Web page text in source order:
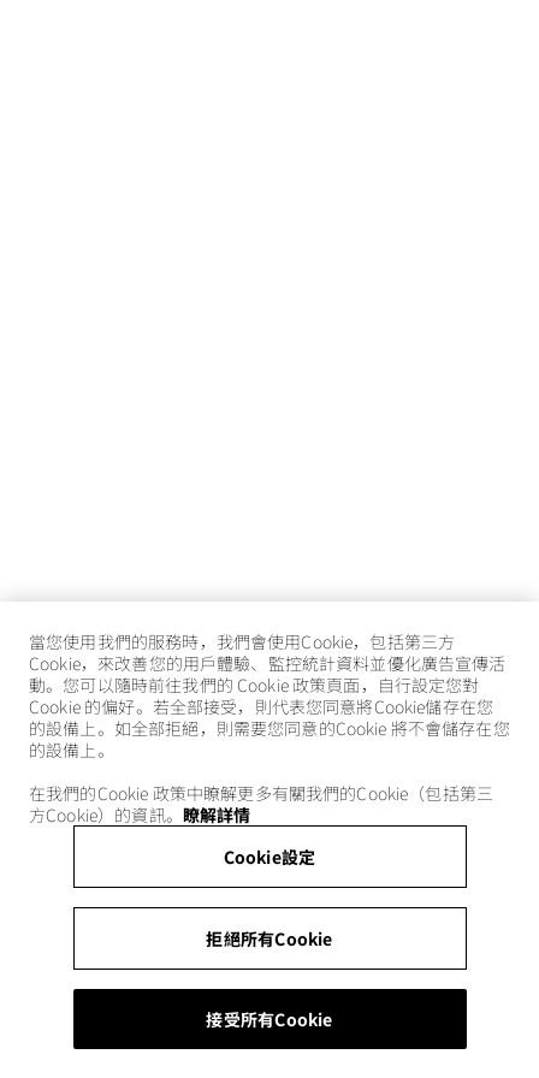
當您使用我們的服務時，我們會使用Cookie，包括第三方
Cookie，來改善您的用戶體驗、監控統計資料並優化廣告宣傳活
動。您可以隨時前往我們的 Cookie 政策頁面，自行設定您對
Cookie 的偏好。若全部接受，則代表您同意將Cookie儲存在您
的設備上。如全部拒絕，則需要您同意的Cookie 將不會儲存在您
的設備上。
在我們的Cookie 政策中瞭解更多有關我們的Cookie（包括第三
方Cookie）的資訊。 瞭解詳情
Cookie設定
拒絕所有Cookie
接受所有Cookie